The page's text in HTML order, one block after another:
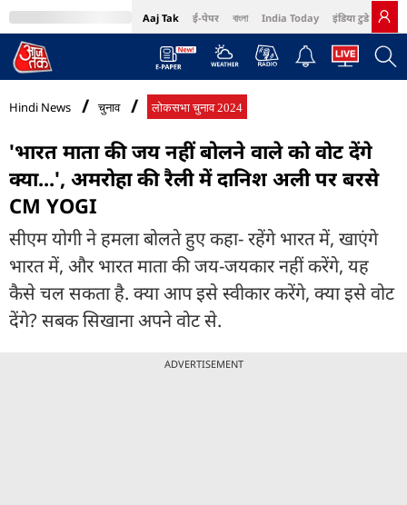
Aaj Tak ई-पेपर বাংলা India Today इंडिया टुडे हिंदी
MumbaiTak Cosmopolitan Harper's Bazaar Northeast
Hindi News चुनाव लोकसभा चुनाव 2024
'भारत माता की जय नहीं बोलने वाले को वोट देंगे
क्या...', अमरोहा की रैली में दानिश अली पर बरसे
CM YOGI
सीएम योगी ने हमला बोलते हुए कहा- रहेंगे भारत में, खाएंगे
भारत में, और भारत माता की जय-जयकार नहीं करेंगे, यह
कैसे चल सकता है. क्या आप इसे स्वीकार करेंगे, क्या इसे वोट
देंगे? सबक सिखाना अपने वोट से.
ADVERTISEMENT